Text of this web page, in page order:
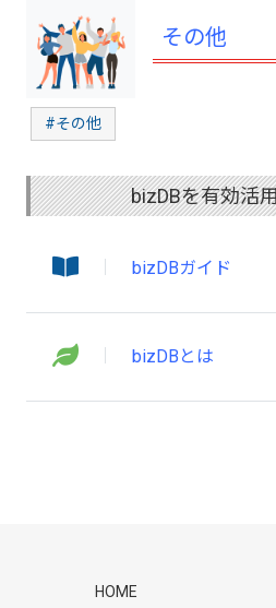
その他
#その他
bizDBを有効活
bizDBガイド
bizDBとは
HOME